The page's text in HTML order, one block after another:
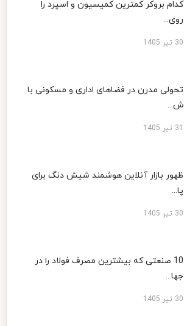
کدام بروکر کمترین کمیسیون و اسپرد را
روی...
30 تیر 1405
تحولی مدرن در فضاهای اداری و مسکونی با
ش...
ظهور بازار آنلاین هوشمند شیش دنگ برای
پا...
30 تیر 1405
10 صنعتی که بیشترین مصرف فولاد را در
جها...
30 تیر 1405